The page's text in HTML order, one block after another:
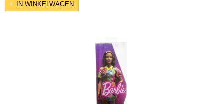
IN WINKELWAGEN